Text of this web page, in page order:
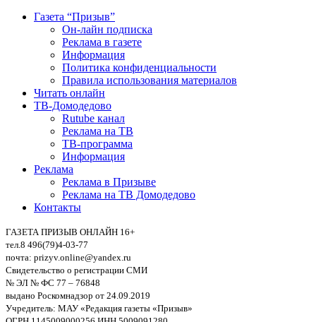
Газета “Призыв”
Он-лайн подписка
Реклама в газете
Информация
Политика конфиденциальности
Правила использования материалов
Читать онлайн
ТВ-Домодедово
Rutube канал
Реклама на ТВ
ТВ-программа
Информация
Реклама
Реклама в Призыве
Реклама на ТВ Домодедово
Контакты
ГАЗЕТА ПРИЗЫВ ОНЛАЙН 16+
тел.8 496(79)4-03-77
почта: prizyv.online@yandex.ru
Свидетельство о регистрации СМИ
№ ЭЛ № ФС 77 – 76848
выдано Роскомнадзор от 24.09.2019
Учредитель: МАУ «Редакция газеты «Призыв»